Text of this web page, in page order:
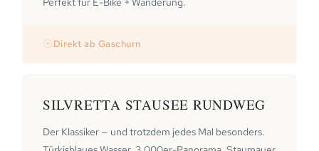
☉Direkt ab Gaschurn
SILVRETTA STAUSEE RUNDWEG
Der Klassiker — und trotzdem jedes Mal besonders.